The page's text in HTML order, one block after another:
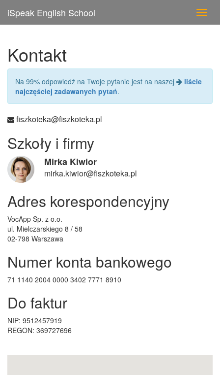
iSpeak English School
Kontakt
Na 99% odpowiedź na Twoje pytanie jest na naszej
liście
najczęściej zadawanych pytań.
fiszkoteka@fiszkoteka.pl
Szkoły i firmy
Mirka Kiwior
mirka.kiwior@fiszkoteka.pl
Adres korespondencyjny
VocApp Sp. z o.o.
ul. Mielczarskiego 8 / 58
02-798 Warszawa
Numer konta bankowego
71 1140 2004 0000 3402 7771 8910
Do faktur
NIP: 9512457919
REGON: 369727696